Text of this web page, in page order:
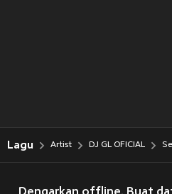
Lagu Artist DJ GL OFICIAL